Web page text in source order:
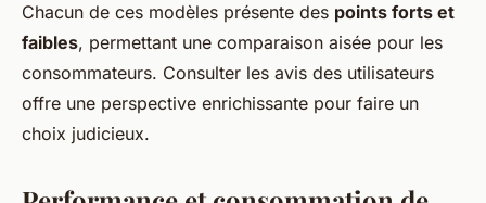
Chacun de ces modèles présente des points forts et
faibles, permettant une comparaison aisée pour les
consommateurs. Consulter les avis des utilisateurs
offre une perspective enrichissante pour faire un
choix judicieux.